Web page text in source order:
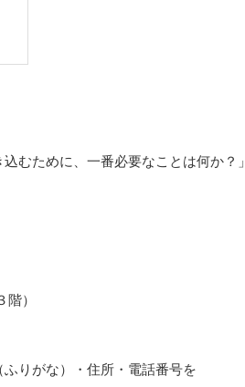
むために、一番必要なことは何か？」
）
りがな）・住所・電話番号を